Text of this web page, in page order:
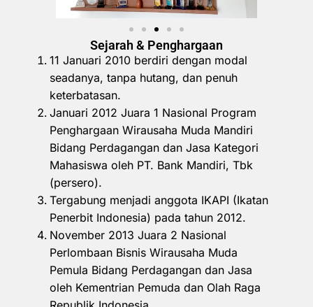
Sejarah & Penghargaan
11 Januari 2010 berdiri dengan modal
seadanya, tanpa hutang, dan penuh
keterbatasan.
Januari 2012 Juara 1 Nasional Program
Penghargaan Wirausaha Muda Mandiri
Bidang Perdagangan dan Jasa Kategori
Mahasiswa oleh PT. Bank Mandiri, Tbk
(persero).
Tergabung menjadi anggota IKAPI (Ikatan
Penerbit Indonesia) pada tahun 2012.
November 2013 Juara 2 Nasional
Perlombaan Bisnis Wirausaha Muda
Pemula Bidang Perdagangan dan Jasa
oleh Kementrian Pemuda dan Olah Raga